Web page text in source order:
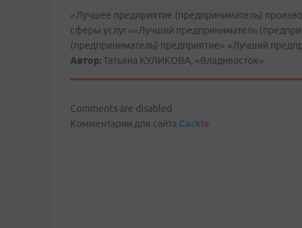
«Лучшее предприятие (предприниматель)
сферы услуг»«Лучший предприниматель
(предприниматель) предприятие» «Лучший
Автор:Татьяна КУЛИКОВА, «Владивосток»
Comments are disabled
Комментарии для сайта Cackle